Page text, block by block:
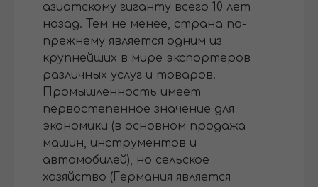
азиатскому гиганту всего 10 лет
назад. Тем не менее, страна по-
прежнему является одним из
крупнейших в мире экспортеров
различных услуг и товаров.
Промышленность имеет
первостепенное значение для
экономики (в основном продажа
машин, инструментов и
автомобилей), но сельское
хозяйство (Германия является